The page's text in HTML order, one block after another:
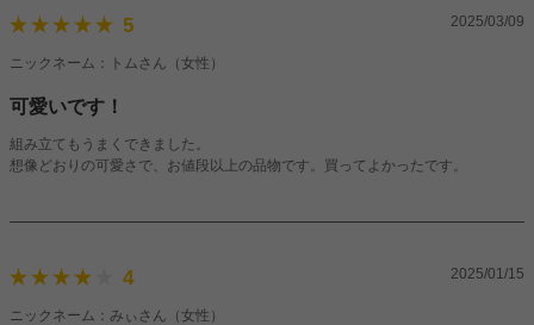
5 2025/03/09
ニックネーム：トムさん（女性）
可愛いです！
組み立てもうまくできました。
想像どおりの可愛さで、お値段以上の品物です。買ってよかったです。
4 2025/01/15
ニックネーム：みぃさん（女性）